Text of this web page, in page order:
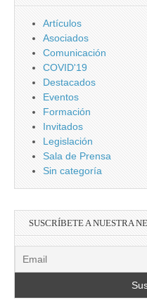
Artículos
Asociados
Comunicación
COVID'19
Destacados
Eventos
Formación
Invitados
Legislación
Sala de Prensa
Sin categoría
SUSCRÍBETE A NUESTRA